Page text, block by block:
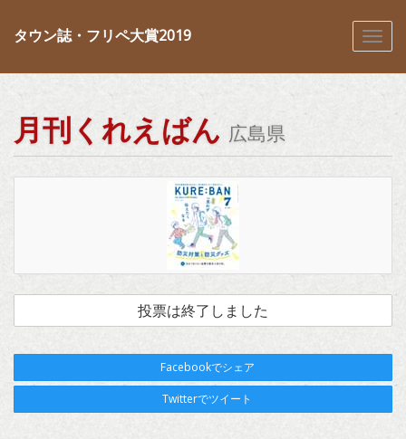
タウン誌・フリペ大賞2019
月刊くれえばん 広島県
投票は終了しました
Facebookでシェア
Twitterでツイート